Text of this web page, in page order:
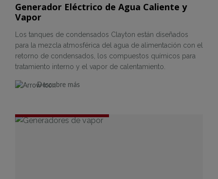
Generador Eléctrico de Agua Caliente y
Vapor
Los tanques de condensados Clayton están diseñados
para la mezcla atmosférica del agua de alimentación con el
retorno de condensados, los compuestos químicos para
tratamiento interno y el vapor de calentamiento.
Descubre más